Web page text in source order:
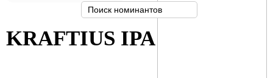
KRAFTIUS IPA